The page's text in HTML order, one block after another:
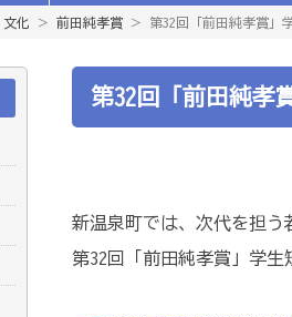
文化 ＞ 前田純孝賞 ＞ 第32回「前田純孝賞」
第32回「前田純孝
新温泉町では、次代を担う
第32回「前田純孝賞」学生